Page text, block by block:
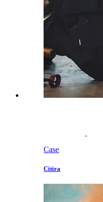
Case
Citira